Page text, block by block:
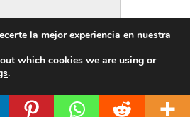
la mejor experiencia en nuestra
which cookies we are using or
.